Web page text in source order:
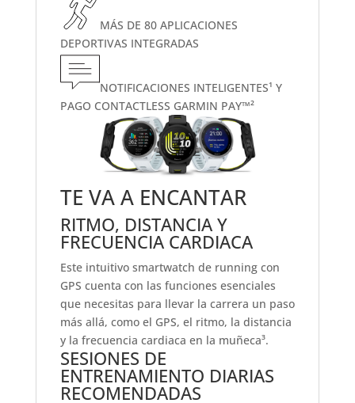
MÁS DE 80 APLICACIONES
DEPORTIVAS INTEGRADAS
NOTIFICACIONES INTELIGENTES¹ Y
PAGO CONTACTLESS GARMIN PAY™²
TE VA A ENCANTAR
RITMO, DISTANCIA Y
FRECUENCIA CARDIACA
Este intuitivo smartwatch de running con
GPS cuenta con las funciones esenciales
que necesitas para llevar la carrera un paso
más allá, como el GPS, el ritmo, la distancia
y la frecuencia cardiaca en la muñeca³.
SESIONES DE
ENTRENAMIENTO DIARIAS
RECOMENDADAS